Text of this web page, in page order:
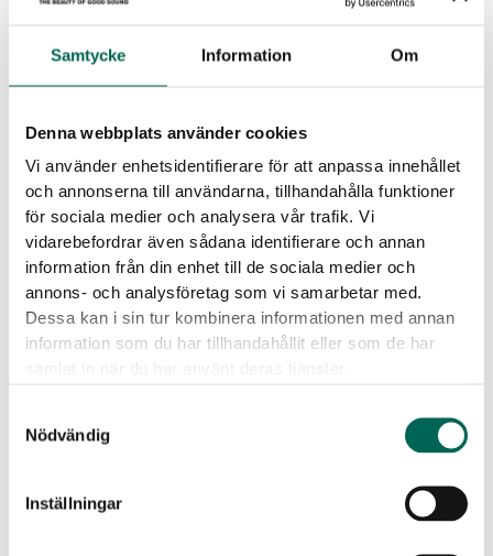
Samtycke Information Om
Denna webbplats använder cookies
Vi använder enhetsidentifierare för att anpassa innehållet
och annonserna till användarna, tillhandahålla funktioner
för sociala medier och analysera vår trafik. Vi
vidarebefordrar även sådana identifierare och annan
information från din enhet till de sociala medier och
annons- och analysföretag som vi samarbetar med.
Dessa kan i sin tur kombinera informationen med annan
information som du har tillhandahållit eller som de har
samlat in när du har använt deras tjänster.
Nödvändig
Inställningar
Ähnliche Beiträge